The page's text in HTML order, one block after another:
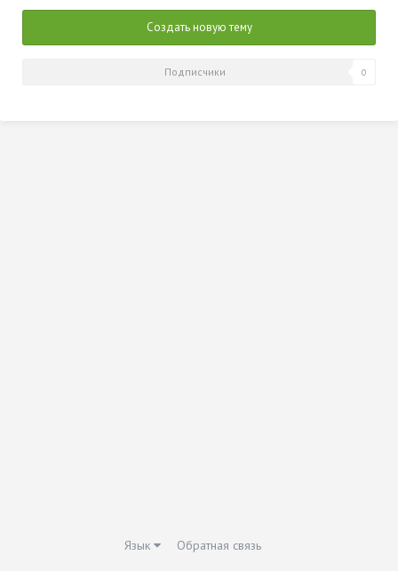
Создать новую тему
Подписчики 0
Язык Обратная связь